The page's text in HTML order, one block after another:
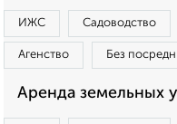
ИЖС Садоводство
Агенство Без
Аренда земельных